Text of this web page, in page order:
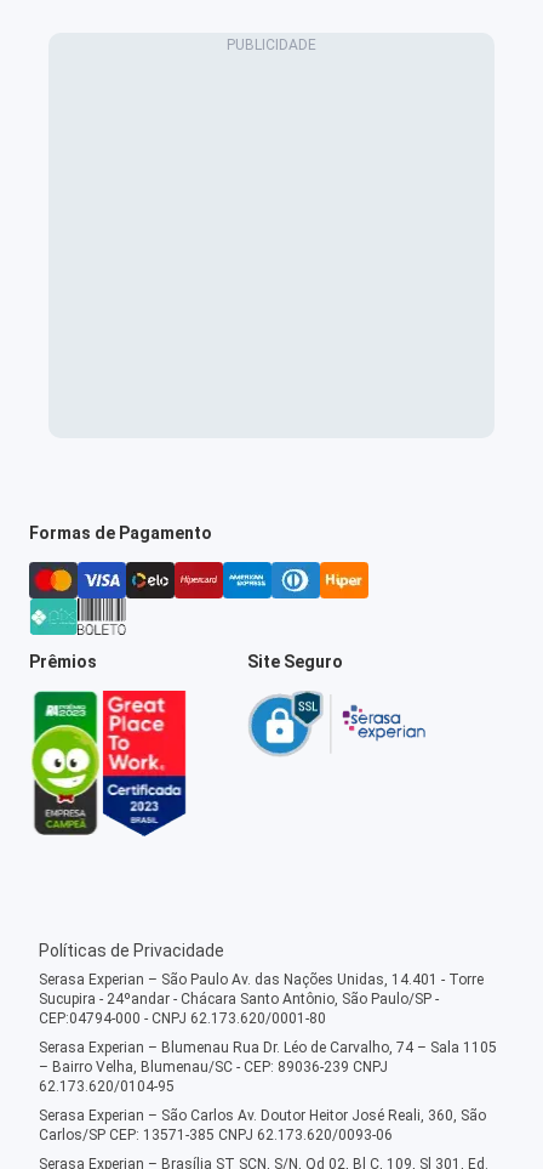
Formas de Pagamento
Prêmios Site Seguro
Políticas de Privacidade
Serasa Experian – São Paulo Av. das Nações Unidas, 14.401 - Torre
Sucupira - 24ºandar - Chácara Santo Antônio, São Paulo/SP -
CEP:04794-000 - CNPJ 62.173.620/0001-80
Serasa Experian – Blumenau Rua Dr. Léo de Carvalho, 74 – Sala 1105
– Bairro Velha, Blumenau/SC - CEP: 89036-239 CNPJ
62.173.620/0104-95
Serasa Experian – São Carlos Av. Doutor Heitor José Reali, 360, São
Carlos/SP CEP: 13571-385 CNPJ 62.173.620/0093-06
Serasa Experian – Brasília ST SCN, S/N, Qd 02, Bl C, 109, Sl 301, Ed.